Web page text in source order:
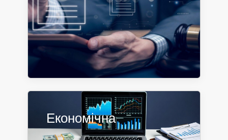
Економічна